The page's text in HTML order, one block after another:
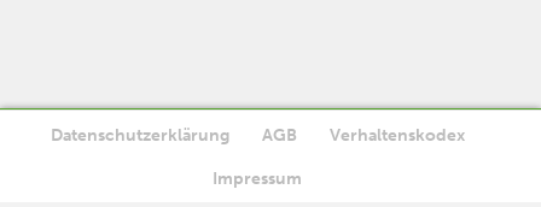
Datenschutzerklärung AGB Verhaltenskodex
Impressum